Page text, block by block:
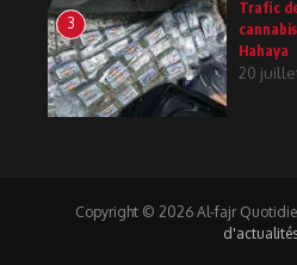
3
Trafic
Hahaya
20
Copyright © 2026 Al-fajr